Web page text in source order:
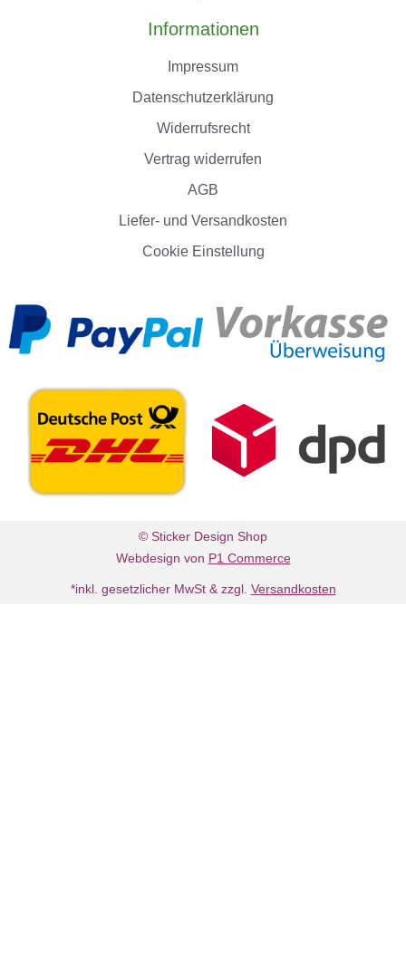
Informationen
Impressum
Datenschutzerklärung
Widerrufsrecht
Vertrag widerrufen
AGB
Liefer- und Versandkosten
Cookie Einstellung
© Sticker Design Shop
Webdesign von P1 Commerce
*inkl. gesetzlicher MwSt & zzgl. Versandkosten